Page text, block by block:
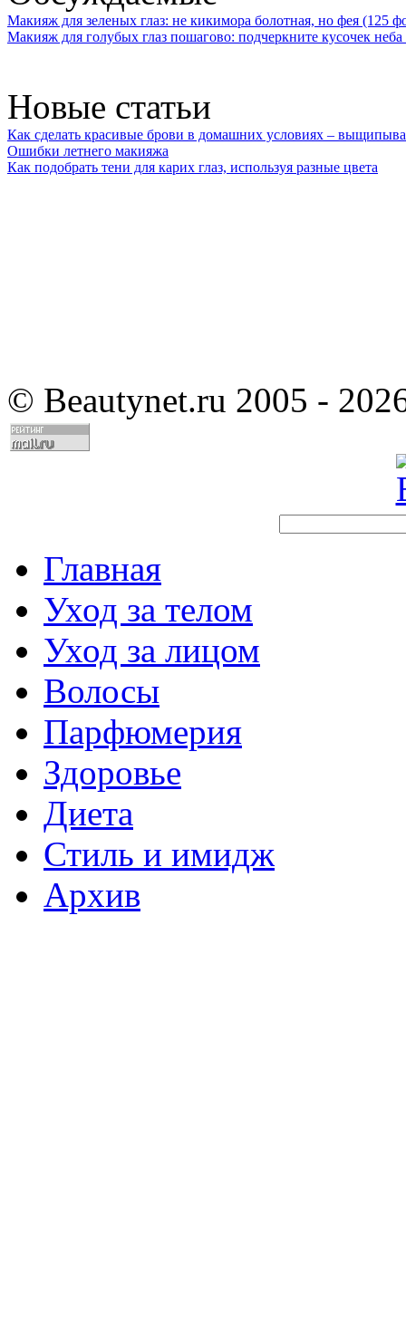
Макияж для зеленых глаз: не кикимора болотная, но фея (125
Макияж для голубых глаз пошагово: подчеркните кусочек
Новые статьи
Как сделать красивые брови в домашних условиях –
Ошибки летнего макияжа
Как подобрать тени для карих глаз, используя разные цвета
© Beautynet.ru 2005 -
Главная
Уход за телом
Уход за лицом
Волосы
Парфюмерия
Здоровье
Диета
Стиль и имидж
Архив